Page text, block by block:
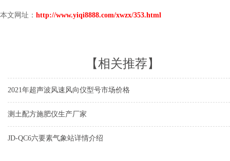
本文网址： http://www.yiqi8888.com/xwzx/353.html
【相关推荐】
2021年超声波风速风向仪型号市场价格
测土配方施肥仪生产厂家
JD-QC6六要素气象站详情介绍